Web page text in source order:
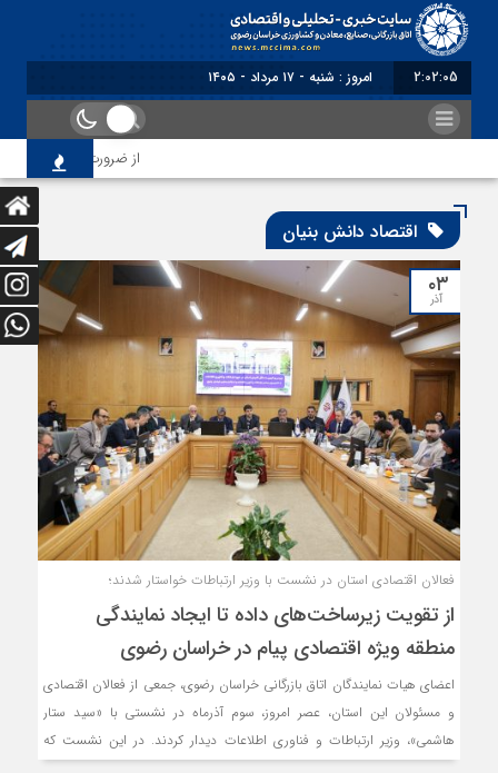
2:02:05 امروز : شنبه - ۱۷ مرداد - ۱۴۰۵
از ضرورت اصلاح
اقتصاد دانش بنیان
۰۳
آذر
فعالان اقتصادی استان در نشست با وزیر ارتباطات خواستار شدند؛
از تقویت زیرساخت‌های داده تا ایجاد نمایندگی
منطقه ویژه اقتصادی پیام در خراسان رضوی
اعضای هیات نمایندگان اتاق بازرگانی خراسان رضوی، جمعی از فعالان اقتصادی
و مسئولان این استان، عصر امروز، سوم آذرماه در نشستی با «سید ستار
هاشمی»، وزیر ارتباطات و فناوری اطلاعات دیدار کردند. در این نشست که